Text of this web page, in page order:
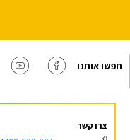
חפשו אותנו
צרו קשר